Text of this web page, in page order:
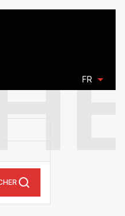
FR